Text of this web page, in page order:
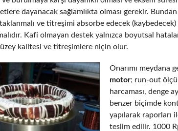
dayanacak sağlamlıkta olması gerekir.
ve titreşimi absorbe edecek
Kafi olmayan destek yalnızca boyutsal
kalitesi ve titreşimlere niçin olur.
Onarımı meydana
motor; run-out
harcaması, denge
benzer biçimde
yapılarak raporları
teslim edilir. 1000